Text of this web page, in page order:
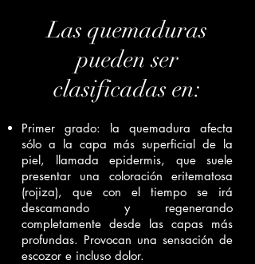
Las quemaduras
pueden ser
clasificadas en:
Primer grado: la quemadura afecta
sólo a la capa más superficial de la
piel, llamada epidermis, que suele
presentar una coloración eritematosa
(rojiza), que con el tiempo se irá
descamando y regenerando
completamente desde las capas más
profundas. Provocan una sensación de
escozor e incluso dolor.